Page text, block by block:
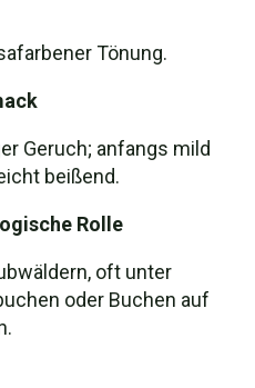
Tönung.
Geruch; anfangs mild
beißend.
Rolle
oft unter
oder Buchen auf